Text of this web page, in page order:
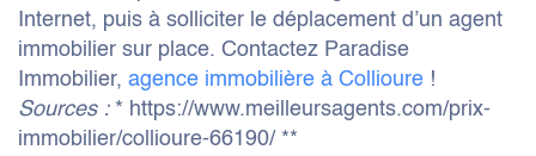
Internet, puis à solliciter le déplacement d’un agent
immobilier sur place. Contactez Paradise
Immobilier, agence immobilière à Collioure !
Sources :* https://www.meilleursagents.com/prix-
immobilier/collioure-66190/ **